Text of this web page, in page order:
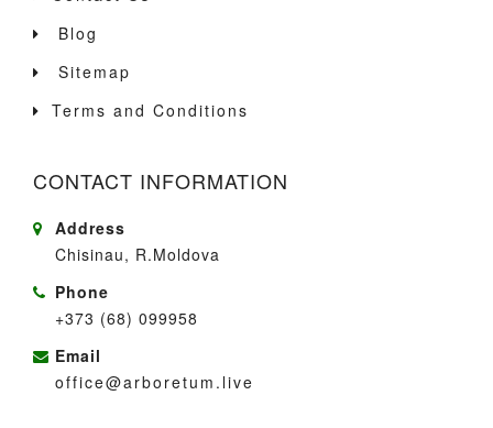
Blog
Sitemap
Terms and Conditions
CONTACT INFORMATION
Address
Chisinau, R.Moldova
Phone
+373 (68) 099958
Email
office@arboretum.live